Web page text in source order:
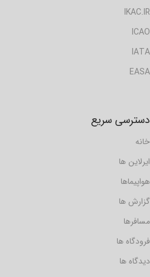
IKAC.IR
ICAO
IATA
EASA
دسترسی سریع
خانه
ایرلاین ها
هواپیماها
گزارش ها
مسافرها
فرودگاه ها
دیدگاه ها